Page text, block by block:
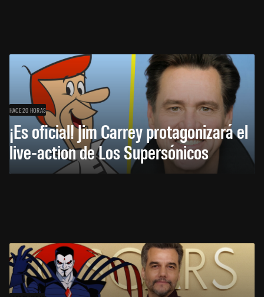
HACE 20 HORAS
¡Es oficial! Jim Carrey protagonizará el
live-action de Los Supersónicos